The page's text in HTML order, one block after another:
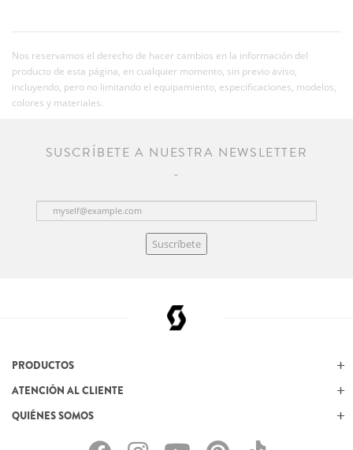
Nos reservamos el derecho de hacer cambios en la información del
producto de esta página, en cualquier momento, sin previo aviso,
incluyendo, pero no limitando el equipamiento, especificaciones, modelos,
colores y materiales.
SUSCRÍBETE A NUESTRA NEWSLETTER
Suscríbete
PRODUCTOS
ATENCIÓN AL CLIENTE
QUIÉNES SOMOS